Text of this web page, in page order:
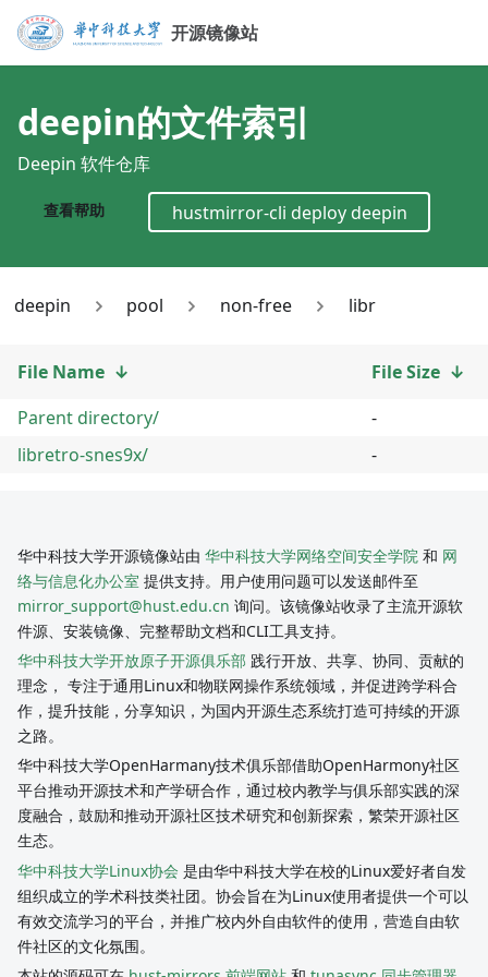
开源镜像站
deepin的文件索引
Deepin 软件仓库
查看帮助 hustmirror-cli deploy deepin
deepin pool non-free libr
File Name ↓ File Size ↓
Parent directory/
-
libretro-snes9x/
-
华中科技大学开源镜像站由 华中科技大学网络空间安全学院 和 网
络与信息化办公室 提供支持。用户使用问题可以发送邮件至
mirror_support@hust.edu.cn 询问。该镜像站收录了主流开源软
件源、安装镜像、完整帮助文档和CLI工具支持。
华中科技大学开放原子开源俱乐部 践行开放、共享、协同、贡献的
理念， 专注于通用Linux和物联网操作系统领域，并促进跨学科合
作，提升技能，分享知识，为国内开源生态系统打造可持续的开源
之路。
华中科技大学OpenHarmany技术俱乐部借助OpenHarmony社区
平台推动开源技术和产学研合作，通过校内教学与俱乐部实践的深
度融合，鼓励和推动开源社区技术研究和创新探索，繁荣开源社区
生态。
华中科技大学Linux协会 是由华中科技大学在校的Linux爱好者自发
组织成立的学术科技类社团。协会旨在为Linux使用者提供一个可以
有效交流学习的平台，并推广校内外自由软件的使用，营造自由软
件社区的文化氛围。